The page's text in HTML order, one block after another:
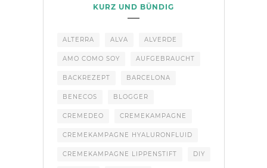
KURZ UND BÜNDIG
ALTERRA ALVA ALVERDE
AMO COMO SOY AUFGEBRAUCHT
BACKREZEPT BARCELONA
BENECOS BLOGGER
CREMEDEO CREMEKAMPAGNE
CREMEKAMPAGNE HYALURONFLUID
CREMEKAMPAGNE LIPPENSTIFT DIY